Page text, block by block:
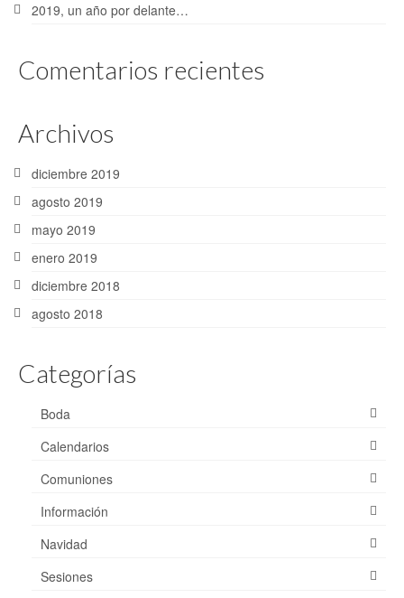
2019, un año por delante…
Comentarios recientes
Archivos
diciembre 2019
agosto 2019
mayo 2019
enero 2019
diciembre 2018
agosto 2018
Categorías
Boda
Calendarios
Comuniones
Información
Navidad
Sesiones